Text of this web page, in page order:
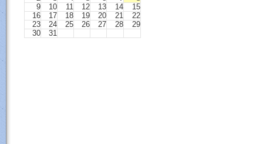
9
10 11 12 13 14
15
16
17 18 19 20 21
22
23
24 25 26 27 28
29
30
31